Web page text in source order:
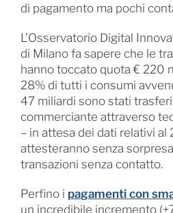
di pagamento ma pochi
L’Osservatorio Digital
di Milano fa sapere che le
hanno toccato quota € 220
28% di tutti i consumi
47 miliardi sono stati
commerciante attraverso
– in attesa dei dati relativi al
attesteranno senza
transazioni senza contatto.
Perfino i pagamenti con
un incredibile incremento